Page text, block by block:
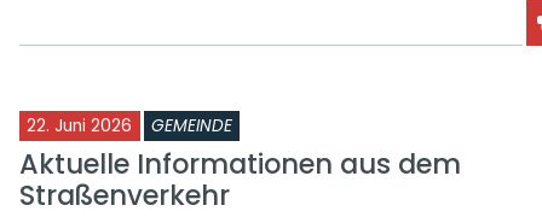
22. Juni 2026 GEMEINDE
Aktuelle Informationen aus dem
Straßenverkehr